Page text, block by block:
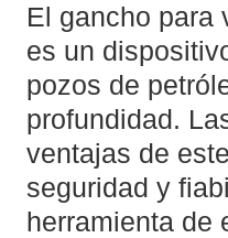
El gancho para
es un
pozos de
profundidad.
ventajas de
seguridad y
herramienta de